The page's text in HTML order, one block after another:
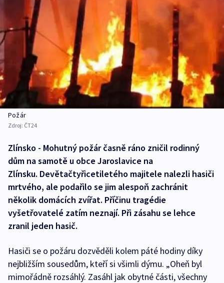
Požár
Zdroj: ČT24
Zlínsko - Mohutný požár časně ráno zničil rodinný
dům na samotě u obce Jaroslavice na
Zlínsku. Devětačtyřicetiletého majitele nalezli hasiči
mrtvého, ale podařilo se jim alespoň zachránit
několik domácích zvířat. Příčinu tragédie
vyšetřovatelé zatím neznají. Při zásahu se lehce
zranil jeden hasič.
Hasiči se o požáru dozvěděli kolem páté hodiny díky
nejbližším sousedům, kteří si všimli dýmu. „Oheň byl
mimořádně rozsáhlý. Zasáhl jak obytné části, všechny